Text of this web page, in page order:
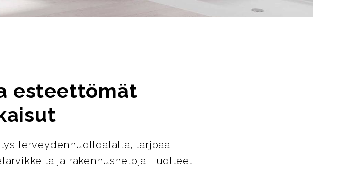
esteettömät
terveydenhuoltoalalla, tarjoaa
ja rakennusheloja. Tuotteet